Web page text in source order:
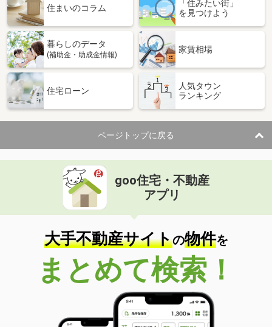
住まいのコラム
「住みたい街」
を見つけよう
暮らしのデータ
(補助金・助成金情報)
家賃相場
住宅ローン
人気タウン
ランキング
ページトップに戻る
goo住宅・不動産
アプリ
大手不動産サイトの物件を
まとめて検索！